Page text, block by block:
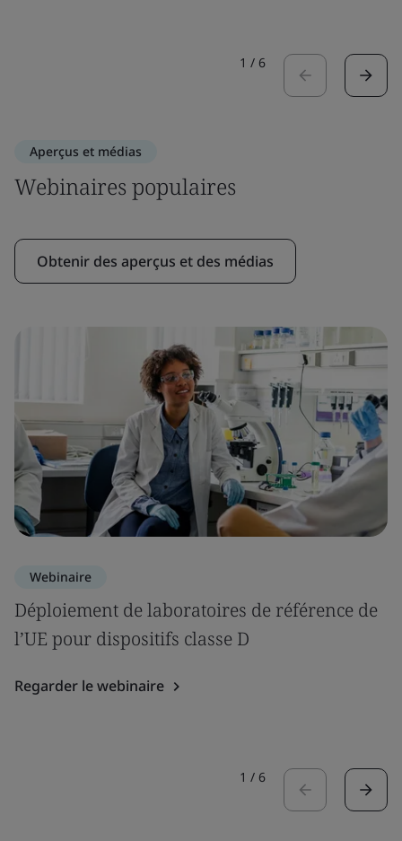
1 / 6
Aperçus et médias
Webinaires populaires
Obtenir des aperçus et des médias
Webinaire
Déploiement de laboratoires de référence de
l’UE pour dispositifs classe D
Regarder le webinaire
1 / 6